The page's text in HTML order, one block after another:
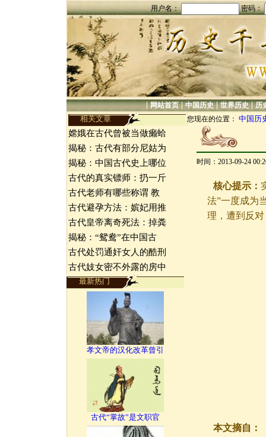
用户名： 密码：
|网站首页|中国历史|世界历史|历
相关文章 您现在的位置： 中国历
嫦娥在古代曾被当做癞蛤
揭秘：古代有部分尼姑为
揭秘：中国古代史上哪位
古代的真实镖师：扔一斤
古代老师有哪些称谓 教
古代避孕方法：嫔妃用推
古代皇帝离奇死法：掉粪
揭秘：“鸳鸯”在中国古
古代处罚通奸女人的酷刑
古代妓女密不外露的房中
最新热门
孝文帝的汉化改革曾引
古代“掌故”是文职官
时间：2013-09-24
核心提示：
法”一度成为
理，遭到反
本文摘自：